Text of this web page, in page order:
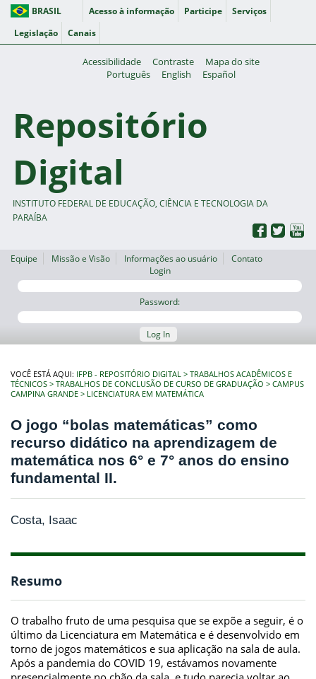
BRASIL Acesso à informação Participe
Serviços
Legislação
Canais
Acessibilidade Contraste
Mapa do site
Português
English Español
Repositório
Digital
INSTITUTO FEDERAL DE EDUCAÇÃO, CIÊNCIA E TECNOLOGIA DA
PARAÍBA
Equipe Missão e Visão Informações ao usuário
Contato
Login
Password:
Log In
VOCÊ ESTÁ AQUI: IFPB - REPOSITÓRIO DIGITAL
TRABALHOS ACADÊMICOS E
TÉCNICOS
TRABALHOS DE CONCLUSÃO DE CURSO DE GRADUAÇÃO
CAMPUS
CAMPINA GRANDE
LICENCIATURA EM MATEMÁTICA
O jogo “bolas matemáticas” como
recurso didático na aprendizagem de
matemática nos 6° e 7° anos do ensino
fundamental II.
Costa, Isaac
Resumo
O trabalho fruto de uma pesquisa que se expõe a seguir, é o
último da Licenciatura em Matemática e é desenvolvido em
torno de jogos matemáticos e sua aplicação na sala de aula.
Após a pandemia do COVID 19, estávamos novamente